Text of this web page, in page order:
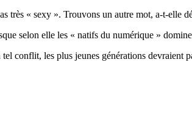
très « sexy ». Trouvons un autre mot, a-t-elle
selon elle les « natifs du numérique »
conflit, les plus jeunes générations devraient